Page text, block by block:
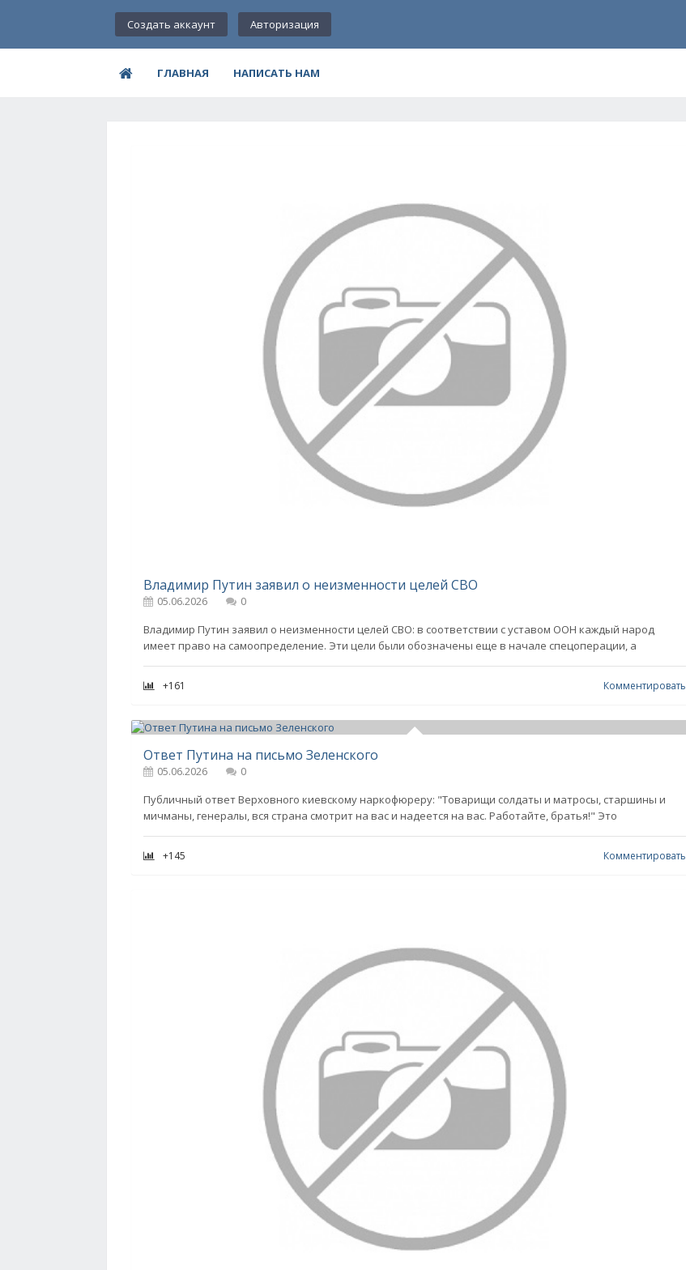
Создать аккаунт Авторизация
ГЛАВНАЯ НАПИСАТЬ НАМ
Владимир Путин заявил о неизменности целей СВО
05.06.2026
0
Владимир Путин заявил о неизменности целей СВО: в соответствии с уставом ООН каждый народ
имеет право на самоопределение. Эти цели были обозначены еще в начале спецоперации, а
+161 Комментировать
Ответ Путина на письмо Зеленского
05.06.2026
0
Публичный ответ Верховного киевскому наркофюреру: "Товарищи солдаты и матросы, старшины и
мичманы, генералы, вся страна смотрит на вас и надеется на вас. Работайте, братья!" Это
+145 Комментировать